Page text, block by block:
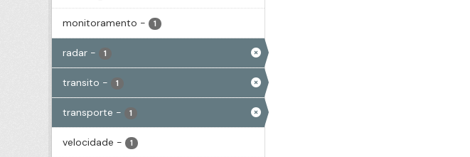
monitoramento - 1
radar - 1
transito - 1
transporte - 1
velocidade - 1